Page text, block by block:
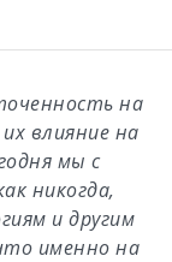
на
влияние на
мы с
никогда,
и другим
именно на